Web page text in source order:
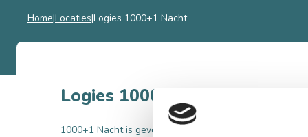
Home Locaties Logies 1000+1 Nacht
Logies 1000+1 Nacht
1000+1 Nacht is gevestigd in Drunen, op 45 km van